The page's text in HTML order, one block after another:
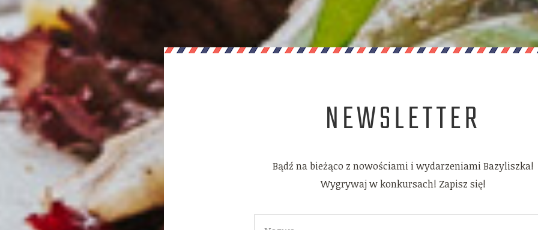
NEWSLETTER
Bądź na bieżąco z nowościami i wydarzeniami Bazyliszka!
Wygrywaj w konkursach! Zapisz się!